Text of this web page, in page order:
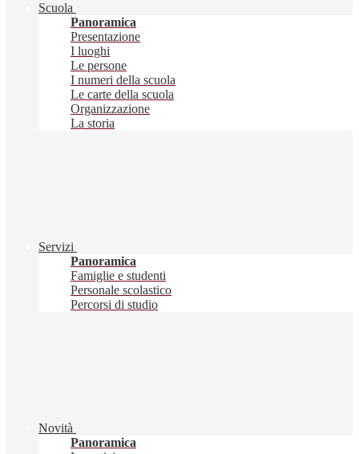
Scuola
Panoramica
Presentazione
I luoghi
Le persone
I numeri della scuola
Le carte della scuola
Organizzazione
La storia
Servizi
Panoramica
Famiglie e studenti
Personale scolastico
Percorsi di studio
Novità
Panoramica